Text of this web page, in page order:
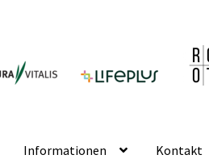
Informationen Kontakt